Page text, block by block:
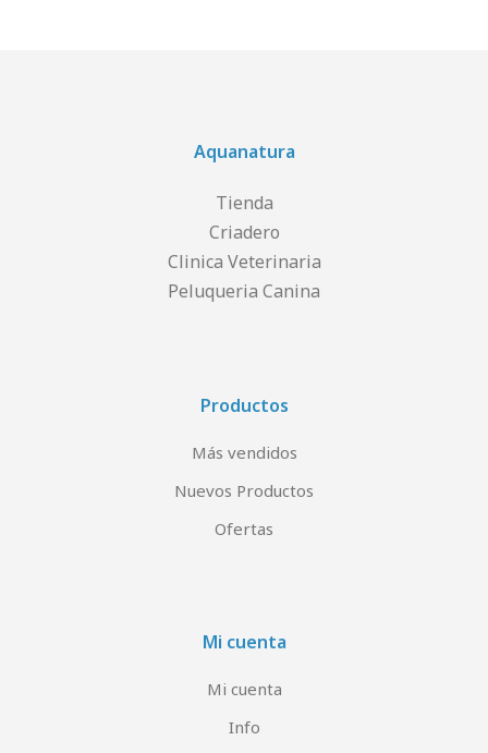
Aquanatura
Tienda
Criadero
Clinica Veterinaria
Peluqueria Canina
Productos
Más vendidos
Nuevos Productos
Ofertas
Mi cuenta
Mi cuenta
Info